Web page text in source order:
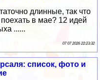
длинные, так что
в мае? 12 идей
......
07 07 2026 22:23:32
список, фото и